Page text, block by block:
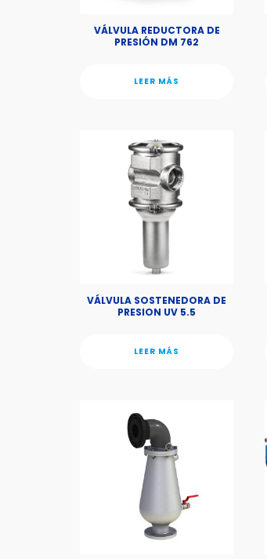
VÁLVULA REDUCTORA DE
PRESIÓN DM 762
LEER MÁS
VÁLVULA SOSTENEDORA DE
PRESION UV 5.5
LEER MÁS